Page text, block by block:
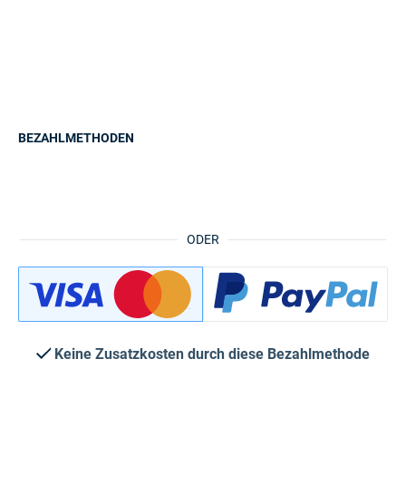
ODER
BEZAHLMETHODEN
Keine Zusatzkosten durch diese Bezahlmethode